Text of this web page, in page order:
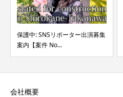
保護中: SNSリポーター出演募集
案内【案件 No...
会社概要